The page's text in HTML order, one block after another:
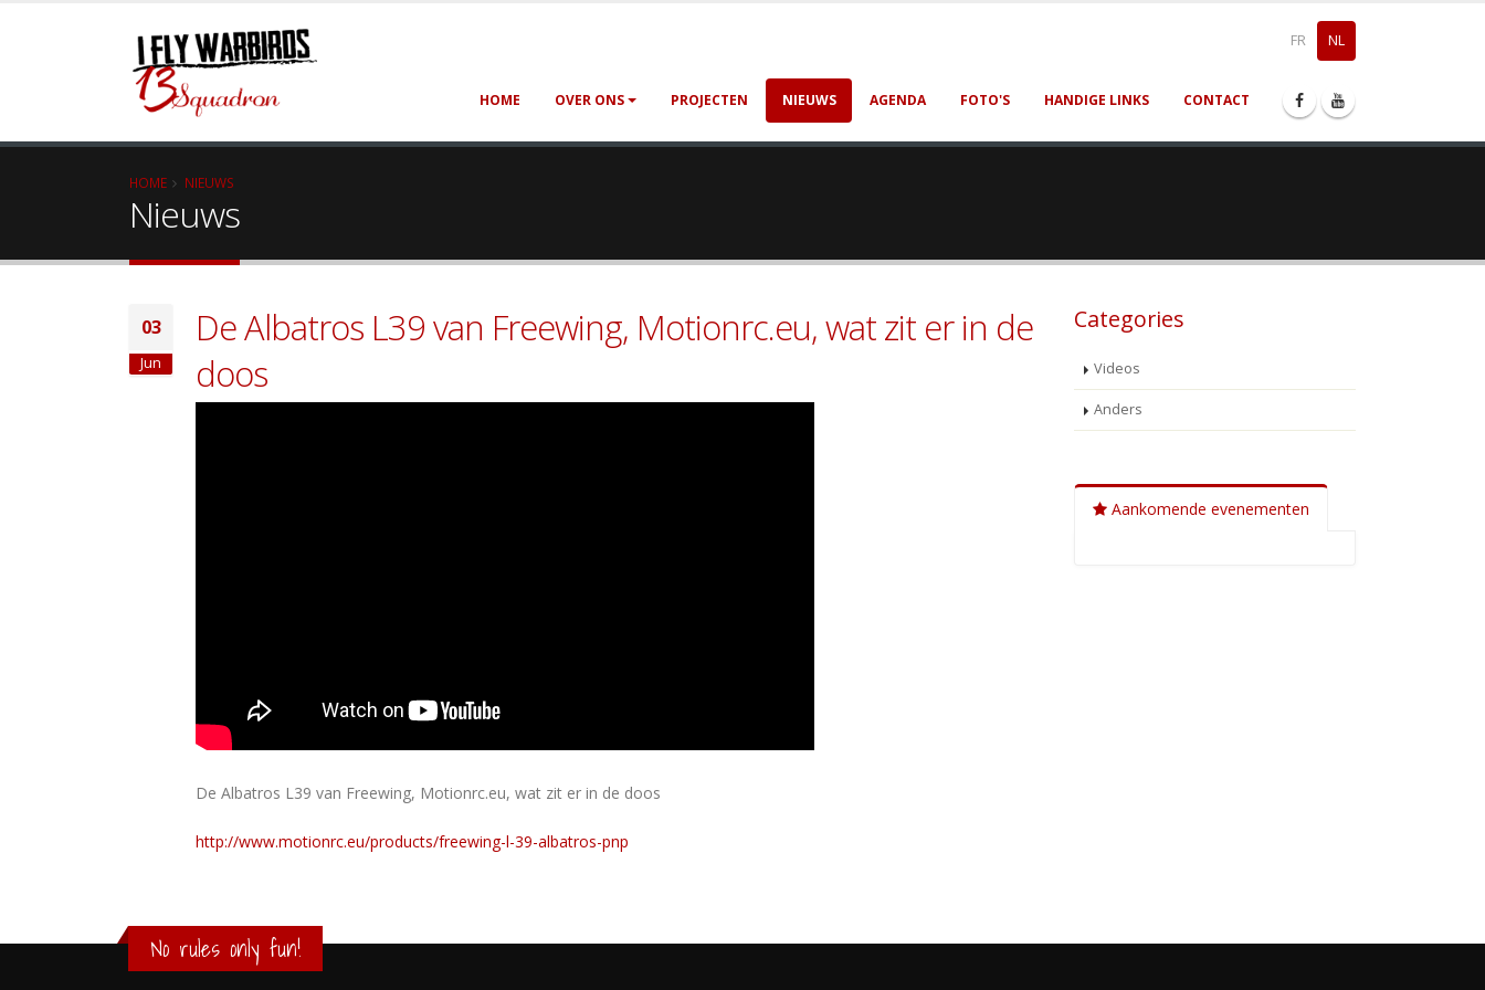
FR NL
HOME OVER ONS PROJECTEN NIEUWS AGENDA FOTO'S HANDIGE LINKS CONTACT
HOME NIEUWS
Nieuws
03
Jun
De Albatros L39 van Freewing, Motionrc.eu, wat zit er in de
doos
De Albatros L39 van Freewing, Motionrc.eu, wat zit er in de doos
http://www.motionrc.eu/products/freewing-l-39-albatros-pnp
Categories
Videos
Anders
Aankomende evenementen
No rules only fun!